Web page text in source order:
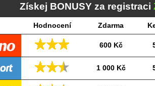
Získej BONUSY za registraci
Hodnocení Zdarma
600 Kč
1 000 Kč